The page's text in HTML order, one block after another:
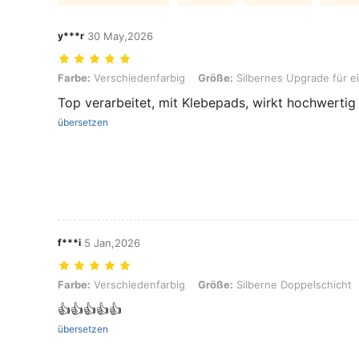
y***r 30 May,2026
Farbe: Verschiedenfarbig, Größe: Silbernes Upgrade für eine
Farbe: Verschiedenfarbig Größe: Silbernes Upgrade für
Top verarbeitet, mit Klebepads, wirkt hochwertig
übersetzen
f***i 5 Jan,2026
Farbe: Verschiedenfarbig, Größe: Silberne Doppelschicht
Farbe: Verschiedenfarbig Größe: Silberne Doppelschicht
👍👍👍👍👍
übersetzen